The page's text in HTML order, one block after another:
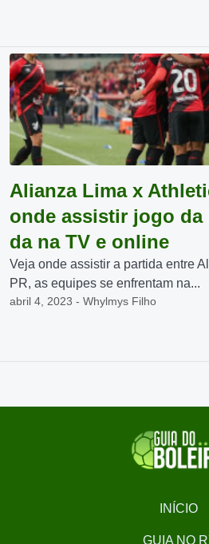
Alianza Lima x
onde assistir jogo da
da na TV e online
Veja onde assistir a partida entre
PR, as equipes se enfrentam na...
abril 4, 2023 - Whylmys Filho
INÍCIO
GUIA NO